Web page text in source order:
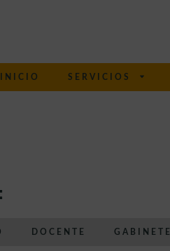
INICIO SERVICIOS
DOCENTE GABINETE